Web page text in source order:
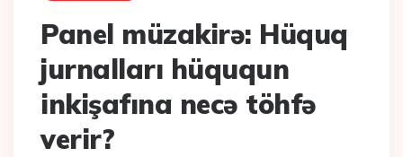
Panel müzakirə: Hüquq
jurnalları hüququn
inkişafına necə töhfə
verir?